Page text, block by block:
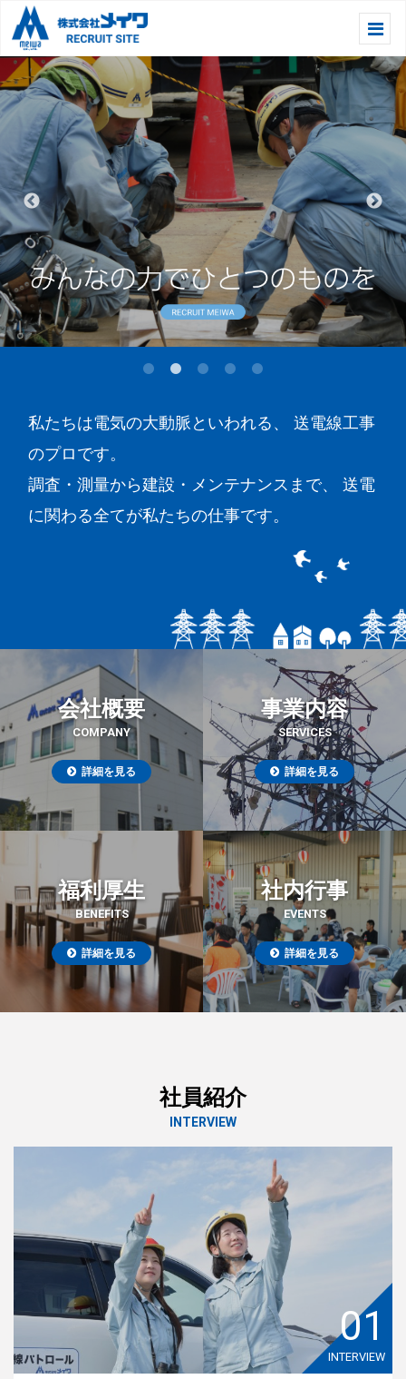
私たちは電気の大動脈といわれる、
送電線工事
のプロです。
調査・測量から建設・メンテナンスまで、
送電
に関わる全てが私たちの仕事です。
会社概要
COMPANY
詳細を見る
事業内容
SERVICES
詳細を見る
福利厚生
BENEFITS
詳細を見る
社内行事
EVENTS
詳細を見る
社員紹介
INTERVIEW
01
INTERVIEW